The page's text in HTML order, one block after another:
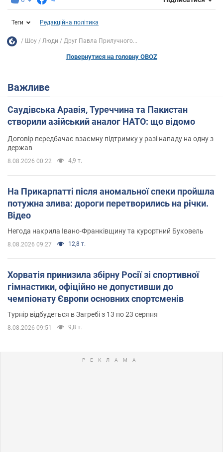
Теги Редакційна політика
Шоу Люди Друг Павла Прилучного...
Повернутися на головну OBOZ
Важливе
Саудівська Аравія, Туреччина та Пакистан
створили азійський аналог НАТО: що відомо
Договір передбачає взаємну підтримку у разі нападу на одну з
держав
8.08.2026 00:22 4,9 т.
На Прикарпатті після аномальної спеки пройшла
потужна злива: дороги перетворились на річки.
Відео
Негода накрила Івано-Франківщину та курортний Буковель
8.08.2026 09:27 12,8 т.
Хорватія принизила збірну Росії зі спортивної
гімнастики, офіційно не допустивши до
чемпіонату Європи основних спортсменів
Турнір відбудеться в Загребі з 13 по 23 серпня
8.08.2026 09:51 9,8 т.